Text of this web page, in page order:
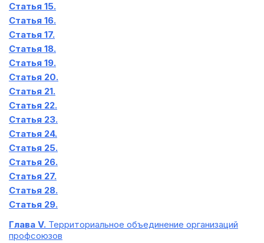
Статья 15.
Статья 16.
Статья 17.
Статья 18.
Статья 19.
Статья 20.
Статья 21.
Статья 22.
Статья 23.
Статья 24.
Статья 25.
Статья 26.
Статья 27.
Статья 28.
Статья 29.
Глава V. Территориальное объединение организаций
профсоюзов